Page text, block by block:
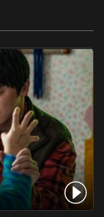
最好的選擇？